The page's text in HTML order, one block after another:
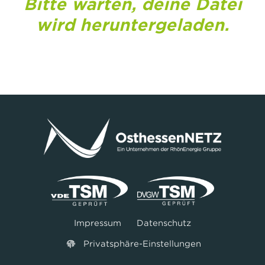
Bitte warten, deine Datei
wird heruntergeladen.
Impressum Datenschutz
Privatsphäre-Einstellungen